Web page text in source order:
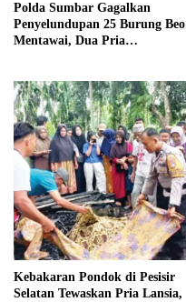
Polda Sumbar Gagalkan
Penyelundupan 25 Burung Beo
Mentawai, Dua Pria
Kebakaran Pondok di Pesisir
Selatan Tewaskan Pria Lansia,